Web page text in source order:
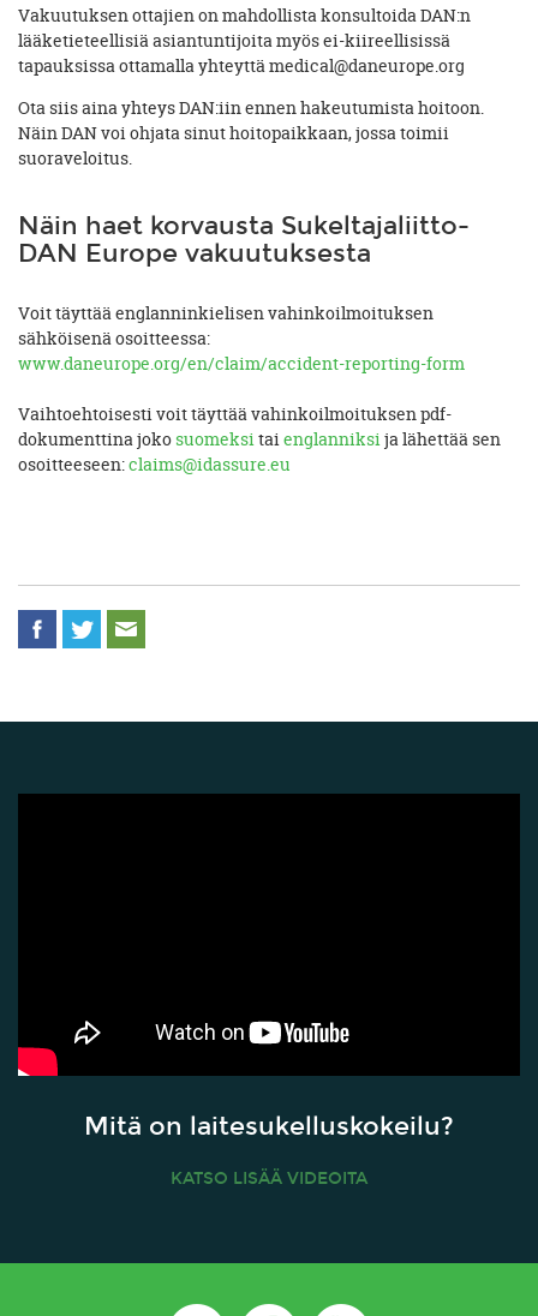
Vakuutuksen ottajien on mahdollista konsultoida DAN:n
lääketieteellisiä asiantuntijoita myös ei-kiireellisissä
tapauksissa ottamalla yhteyttä medical@daneurope.org
Ota siis aina yhteys DAN:iin ennen hakeutumista hoitoon.
Näin DAN voi ohjata sinut hoitopaikkaan, jossa toimii
suoraveloitus.
Näin haet korvausta Sukeltajaliitto-
DAN Europe vakuutuksesta
Voit täyttää englanninkielisen vahinkoilmoituksen
sähköisenä osoitteessa:
www.daneurope.org/en/claim/accident-reporting-form
Vaihtoehtoisesti voit täyttää vahinkoilmoituksen pdf-
dokumenttina joko suomeksitaienglanniksija lähettää sen
osoitteeseen:claims@idassure.eu
Mitä on laitesukelluskokeilu?
KATSO LISÄÄ VIDEOITA